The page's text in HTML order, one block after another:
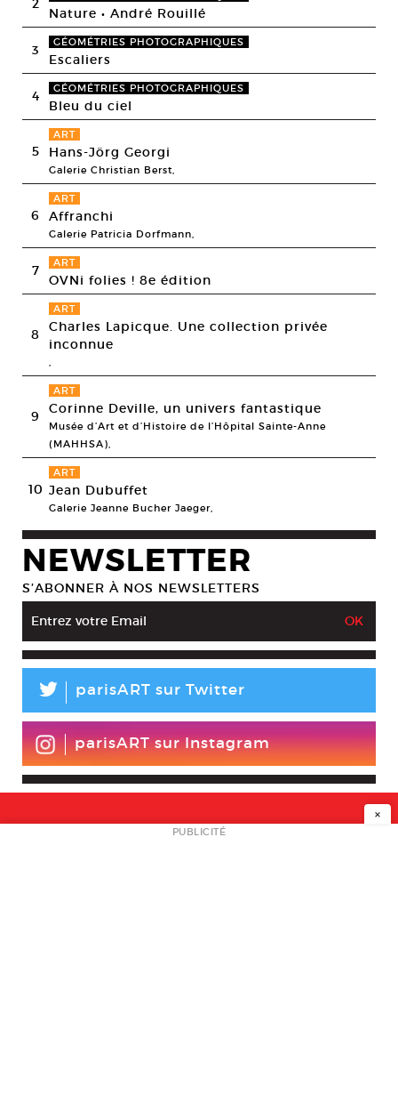
2
Nature • André Rouillé
3 GÉOMÉTRIES PHOTOGRAPHIQUES
Escaliers
4 GÉOMÉTRIES PHOTOGRAPHIQUES
Bleu du ciel
5
ART
Hans-Jörg Georgi
Galerie Christian Berst,
6
ART
Affranchi
Galerie Patricia Dorfmann,
7 ART
OVNi folies ! 8e édition
8
ART
Charles Lapicque. Une collection privée
inconnue
,
9
ART
Corinne Deville, un univers fantastique
Musée d’Art et d’Histoire de l’Hôpital Sainte-Anne
(MAHHSA),
10
ART
Jean Dubuffet
Galerie Jeanne Bucher Jaeger,
NEWSLETTER
S’ABONNER À NOS NEWSLETTERS
L parisART sur Twitter
parisART sur Instagram
NEWSLETTER
×
PUBLICITÉ